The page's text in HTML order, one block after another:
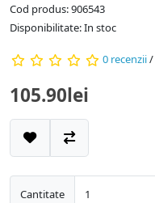
Cod produs: 906543
Disponibilitate: In stoc
0 recenzii/
105.90lei
Cantitate